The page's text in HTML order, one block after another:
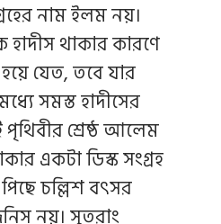
নাম ইলম নয়।
থাকার কারণে
যেত, তবে যার
সমস্ত হাদীসের
শ্রেষ্ঠ আলেম
একটা ডিস্ক সংগ্রহ
চল্লিশ বৎসর
নয়। সুতরাং